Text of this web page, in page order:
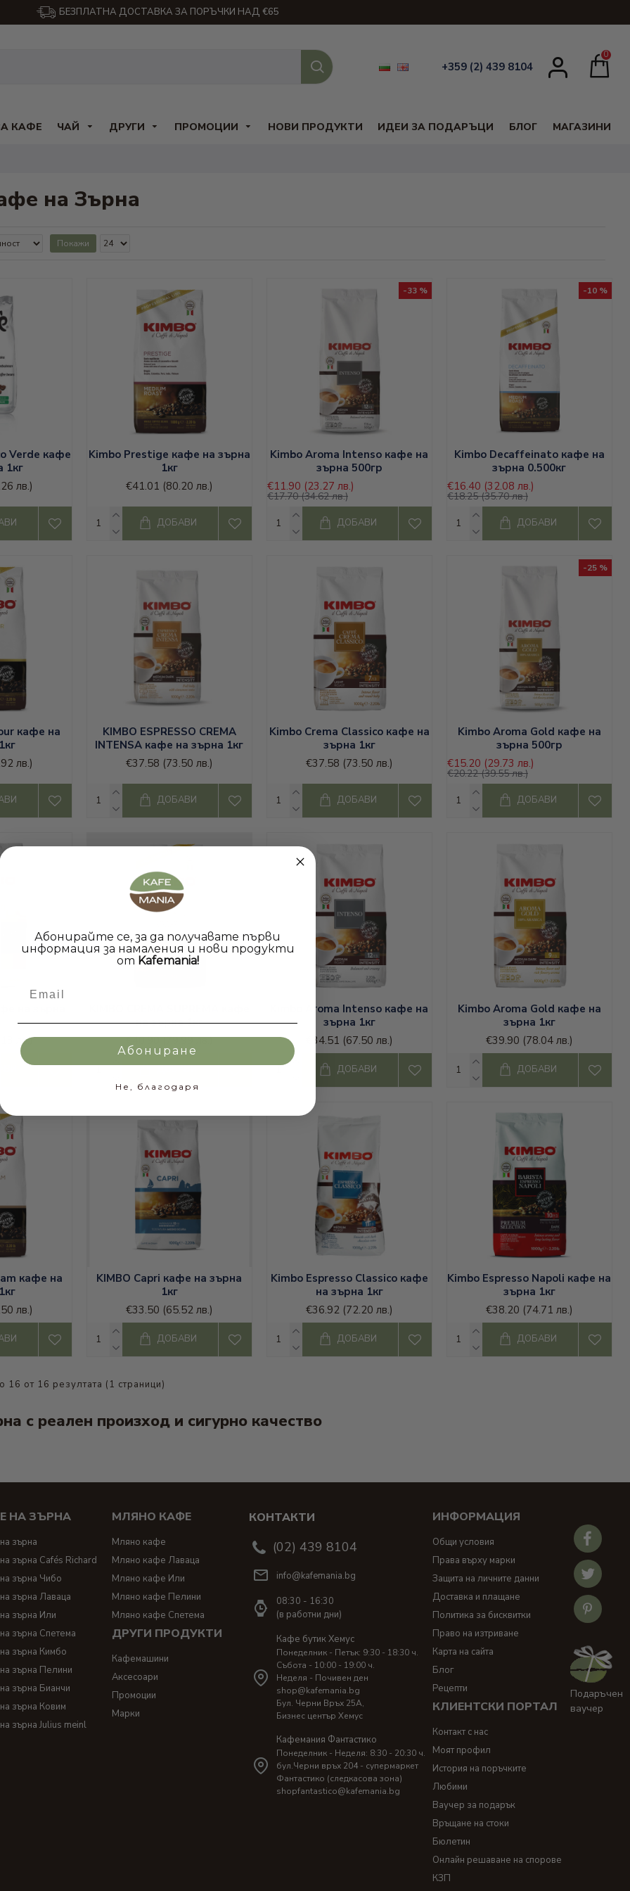
БЕЗПЛАТНА ДОСТАВКА ЗА ПОРЪЧКИ НАД €65
+359 (2) 439 8104
0
КАФЕ ЧАЙ ДРУГИ ПРОМОЦИИ НОВИ ПРОДУКТИ ИДЕИ ЗА ПОДАРЪЦИ БЛОГ МАГАЗИНИ
на Зърна
Покажи
Verde кафе
1кг
лв.)
Kimbo Prestige кафе на зърна
1кг
€41.01 (80.20 лв.)
ДОБАВИ
-33 %
Kimbo Aroma Intenso кафе на
зърна 500гр
€11.90 (23.27 лв.)
€17.70(34.62 лв.)
ДОБАВИ
-10 %
Kimbo Decaffeinato кафе на
зърна 0.500кг
€16.40 (32.08 лв.)
€18.25(35.70 лв.)
ДОБАВИ
кафе на
лв.)
KIMBO ESPRESSO CREMA
INTENSA кафе на зърна 1кг
€37.58 (73.50 лв.)
ДОБАВИ
Kimbo Crema Classico кафе на
зърна 1кг
€37.58 (73.50 лв.)
ДОБАВИ
-25 %
Kimbo Aroma Gold кафе на
зърна 500гр
€15.20 (29.73 лв.)
€20.22(39.55 лв.)
ДОБАВИ
на зърна
лв.)
на зърна 1кг
€40.90(79.99 лв.)
Kimbo Aroma Intenso кафе на
зърна 1кг
€34.51 (67.50 лв.)
ДОБАВИ
Kimbo Aroma Gold кафе на
зърна 1кг
€39.90 (78.04 лв.)
ДОБАВИ
кафе на
лв.)
KIMBO Capri кафе на зърна
1кг
€33.50 (65.52 лв.)
ДОБАВИ
Kimbo Espresso Classico кафе
на зърна 1кг
€36.92 (72.20 лв.)
ДОБАВИ
Kimbo Espresso Napoli кафе на
зърна 1кг
€38.20 (74.71 лв.)
ДОБАВИ
16 от 16 резултата (1 страници)
с реален произход и сигурно качество​
НА ЗЪРНА
зърна
зърна Cafés Richard
зърна Чибо
зърна Лаваца
зърна Или
зърна Спетема
зърна Кимбо
зърна Пелини
зърна Бианчи
зърна Ковим
зърна Julius meinl
МЛЯНО КАФЕ
Мляно кафе
Мляно кафе Лаваца
Мляно кафе Или
Мляно кафе Пелини
Мляно кафе Спетема
ДРУГИ ПРОДУКТИ
Кафемашини
Аксесоари
Промоции
Марки
КОНТАКТИ
(02) 439 8104
info@kafemania.bg
08:30 - 16:30
(в работни дни)
Кафе бутик Хемус
Понеделник - Петък: 9:30 - 18:30 ч.
Събота - 10:00 - 19:00 ч.
Неделя - Почивен ден
shop@kafemania.bg
Бул. Черни Връх 25A,
Бизнес център Хемус
Кафемания Фантастико
Понеделник - Неделя: 8:30 - 20:30 ч.
бул.Черни връх 204 - супермаркет
Фантастико (следкасова зона)
shopfantastico@kafemania.bg
ИНФОРМАЦИЯ
Общи условия
Права върху марки
Защита на личните данни
Доставка и плащане
Политика за бисквитки
Право на изтриване
Карта на сайта
Блог
Рецепти
КЛИЕНТСКИ ПОРТАЛ
Контакт с нас
Моят профил
История на поръчките
Любими
Ваучер за подарък
Връщане на стоки
Бюлетин
Онлайн решаване на спорове
КЗП
Подаръчен
ваучер
Абонирайте се, за да получавате първи
информация за намаления и нови продукти
от Kafemania!
Абониране
Не, благодаря